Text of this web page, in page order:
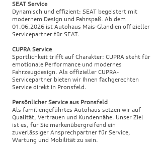
SEAT Service
Dynamisch und effizient: SEAT begeistert mit
modernem Design und Fahrspaß. Ab dem
01.06.2026 ist Autohaus Mais-Glandien offizieller
Servicepartner für SEAT.
CUPRA Service
Sportlichkeit trifft auf Charakter: CUPRA steht für
emotionale Performance und modernes
Fahrzeugdesign. Als offizieller CUPRA-
Servicepartner bieten wir Ihnen fachgerechten
Service direkt in Pronsfeld.
Persönlicher Service aus Pronsfeld
Als familiengeführtes Autohaus setzen wir auf
Qualität, Vertrauen und Kundennähe. Unser Ziel
ist es, für Sie markenübergreifend ein
zuverlässiger Ansprechpartner für Service,
Wartung und Mobilität zu sein.